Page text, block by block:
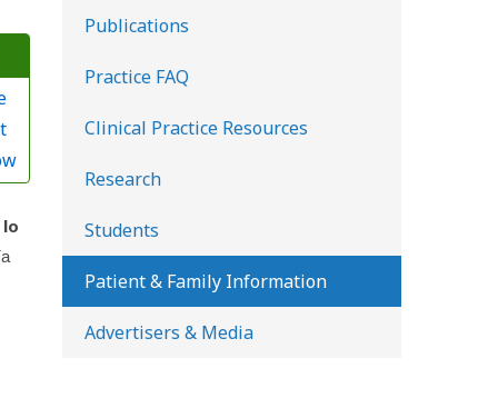
Publications
Practice FAQ
Clinical Practice Resources
Research
Students
Patient & Family Information
Advertisers & Media